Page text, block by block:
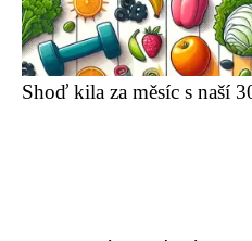
Shoď kila za měsíc s naší